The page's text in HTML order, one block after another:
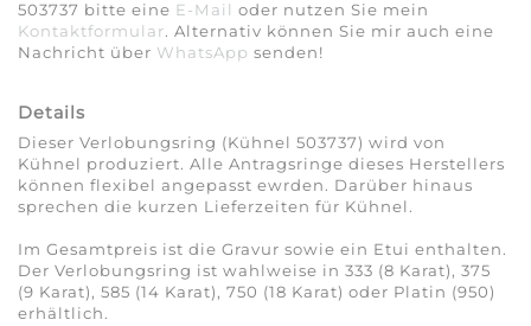
503737 bitte eine E-Mail oder nutzen Sie mein
Kontaktformular. Alternativ können Sie mir auch eine
Nachricht über WhatsApp senden!
Details
Dieser Verlobungsring (Kühnel 503737) wird von
Kühnel produziert. Alle Antragsringe dieses Herstellers
können flexibel angepasst ewrden. Darüber hinaus
sprechen die kurzen Lieferzeiten für Kühnel.
Im Gesamtpreis ist die Gravur sowie ein Etui enthalten.
Der Verlobungsring ist wahlweise in 333 (8 Karat), 375
(9 Karat), 585 (14 Karat), 750 (18 Karat) oder Platin (950)
erhältlich.